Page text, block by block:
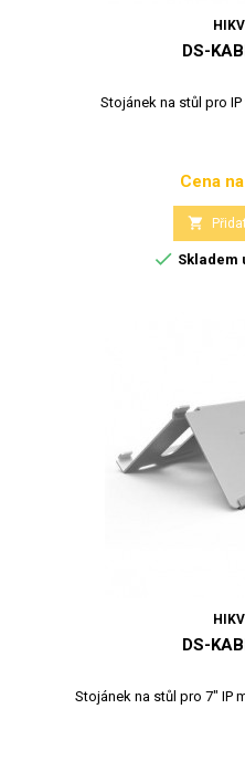
DS-
Stojánek na stůl pro
Cena

 Skladem
DS-
Stojánek na stůl pro 7" IP